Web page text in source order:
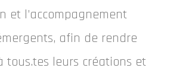
et l’accompagnement
afin de rendre
tous.tes leurs créations et